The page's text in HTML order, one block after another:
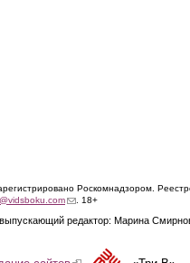
Роскомнадзором.
(link sends e-mail)
. 18+
редактор: Марина